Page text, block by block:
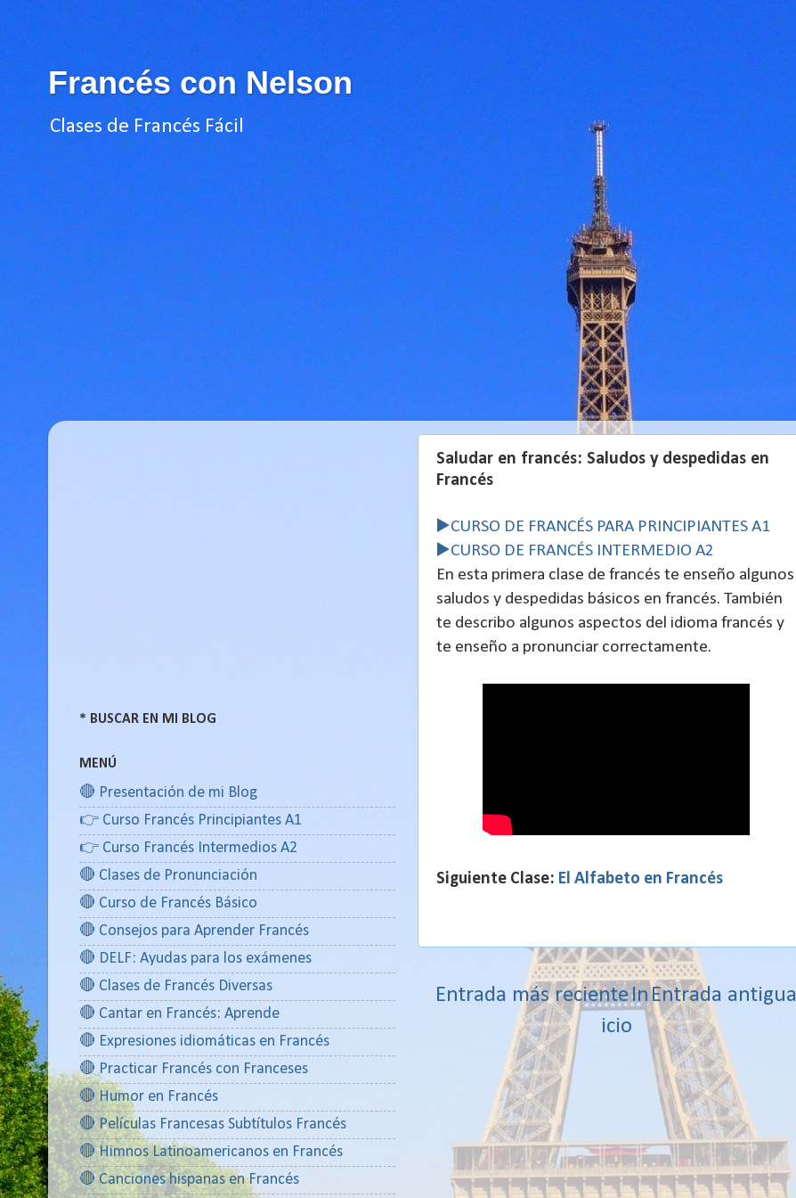
Francés con Nelson
Clases de Francés Fácil
Saludar en francés: Saludos y despedidas en
Francés
▶️CURSO DE FRANCÉS PARA PRINCIPIANTES A1
▶️CURSO DE FRANCÉS INTERMEDIO A2
En esta primera clase de francés te enseño algunos
saludos y despedidas básicos en francés. También
te describo algunos aspectos del idioma francés y
te enseño a pronunciar correctamente.
Siguiente Clase: El Alfabeto en Francés
Entrada más reciente Entrada antigua
In
icio
* BUSCAR EN MI BLOG
MENÚ
🔴 Presentación de mi Blog
👉 Curso Francés Principiantes A1
👉 Curso Francés Intermedios A2
🔴 Clases de Pronunciación
🔴 Curso de Francés Básico
🔴 Consejos para Aprender Francés
🔴 DELF: Ayudas para los exámenes
🔴 Clases de Francés Diversas
🔴 Cantar en Francés: Aprende
🔴 Expresiones idiomáticas en Francés
🔴 Practicar Francés con Franceses
🔴 Humor en Francés
🔴 Películas Francesas Subtítulos Francés
🔴 Himnos Latinoamericanos en Francés
🔴 Canciones hispanas en Francés